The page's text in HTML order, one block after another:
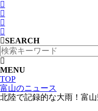
SEARCH
MENU
TOP
富山のニュース
北陸で記録的な大雨！富